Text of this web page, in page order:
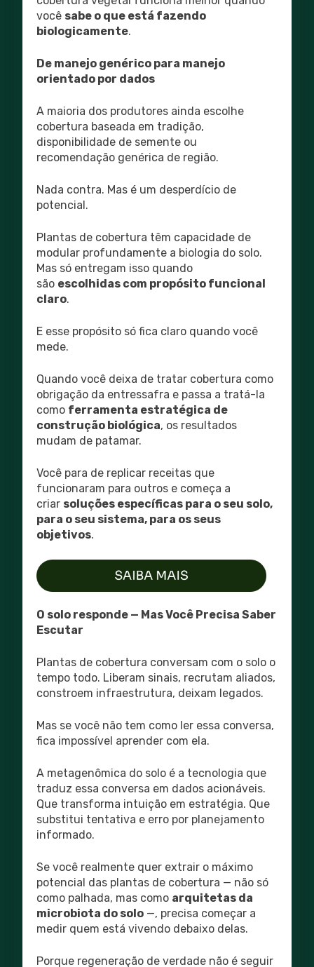
você sabe o que está fazendo
biologicamente.
De manejo genérico para manejo
orientado por dados
A maioria dos produtores ainda escolhe
cobertura baseada em tradição,
disponibilidade de semente ou
recomendação genérica de região.
Nada contra. Mas é um desperdício de
potencial.
Plantas de cobertura têm capacidade de
modular profundamente a biologia do solo.
Mas só entregam isso quando
são escolhidas com propósito funcional
claro.
E esse propósito só fica claro quando você
mede.
Quando você deixa de tratar cobertura como
obrigação da entressafra e passa a tratá-la
como ferramenta estratégica de
construção biológica, os resultados
mudam de patamar.
Você para de replicar receitas que
funcionaram para outros e começa a
criar soluções específicas para o seu solo,
para o seu sistema, para os seus
objetivos.
O solo responde — Mas Você Precisa Saber
Escutar
Plantas de cobertura conversam com o solo o
tempo todo. Liberam sinais, recrutam aliados,
constroem infraestrutura, deixam legados.
Mas se você não tem como ler essa conversa,
fica impossível aprender com ela.
A metagenômica do solo é a tecnologia que
traduz essa conversa em dados acionáveis.
Que transforma intuição em estratégia. Que
substitui tentativa e erro por planejamento
informado.
Se você realmente quer extrair o máximo
potencial das plantas de cobertura — não só
como palhada, mas como arquitetas da
microbiota do solo —, precisa começar a
medir quem está vivendo debaixo delas.
Porque regeneração de verdade não é seguir